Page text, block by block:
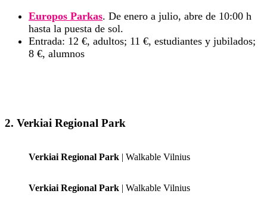
Europos Parkas. De enero a julio, abre de 10:00 h
hasta la puesta de sol.
Entrada: 12 €, adultos; 11 €, estudiantes y jubilados;
8 €, alumnos
2. Verkiai Regional Park
Verkiai Regional Park | Walkable Vilnius
Verkiai Regional Park | Walkable Vilnius